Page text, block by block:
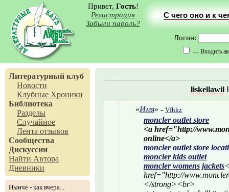
Привет, Гость!
Регистрация
Забыли пароль?
С чего оно и к
Логин:
— Входить
Литературный клуб
Новости
Клубные Хроники
Библиотека
Разделы
Случайное
Лента отзывов
Сообщества
Дискуссии
Найти Автора
Дневники
Нынче - как вчера...
liskellawil
«Имя» - Vfhkz
moncler outlet store
<a href="http://
online</a>
moncler outlet store
moncler kids outlet
moncler womens jackets
href="http://
</strong><br>